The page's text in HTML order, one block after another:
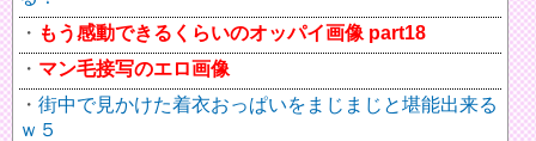
もう感動できるくらいのオッパイ画像 part18
マン毛接写のエロ画像
街中で見かけた着衣おっぱいをまじまじと堪能出来る
ｗ５